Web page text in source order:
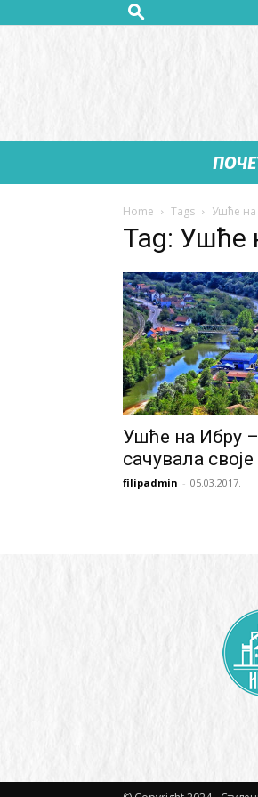
Home Tags Ушће
Tag: Ушће
Ушће на Ибру
сачувала
filipadmin - 05.03.2017.